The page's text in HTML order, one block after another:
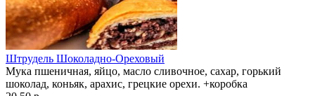
Штрудель Шоколадно-Ореховый
Мука пшеничная, яйцо, масло сливочное, сахар, горький
шоколад, коньяк, арахис, грецкие орехи. +коробка